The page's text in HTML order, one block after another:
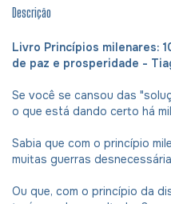
Descrição
Livro Princípios milenares:
de paz e prosperidade -
Se você se cansou das
o que está dando certo há
Sabia que com o princípio
muitas guerras
Ou que, com o princípio da